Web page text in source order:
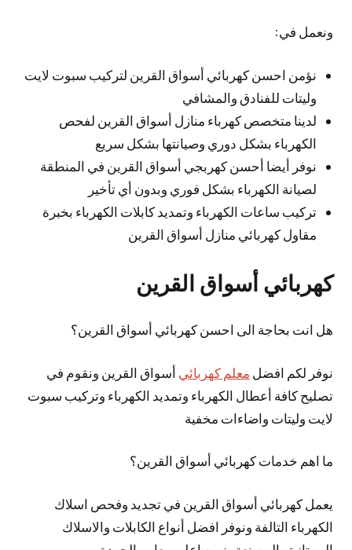
ونعمل في:
نؤمن احسن كهربائي أسواق القرين لتركيب سبوت لايت
وليتات للفنادق والمشافي
لدينا متخصص كهرباء منازل أسواق القرين لفحص
الكهرباء بشكل دوري وصيانتها بشكل سريع
نوفر أيضا أحسن كهربجي أسواق القرين في المنطقة
لصيانة الكهرباء بشكل فوري وبدون أي تأخير
تركيب ساعات الكهرباء وتمديد كابلات الكهرباء بخبرة
مقاول كهربائي منازل أسواق القرين
كهربائي أسواق القرين
هل انت بحاجة الى احسن كهربائي أسواق القرين؟
نوفر لكم افضل معلم كهربائي أسواق القرين ونقوم في
تصليح كافة أعطال الكهرباء وتمديد الكهرباء وتركيب سبوت
لايت وليتات واضاءات مخفية
ما اهم خدمات كهربائي أسواق القرين؟
يعمل كهربائي أسواق القرين في تجديد وفحص اسلاك
الكهرباء التالفة ونوفر افضل أنواع الكابلات والاسلاك